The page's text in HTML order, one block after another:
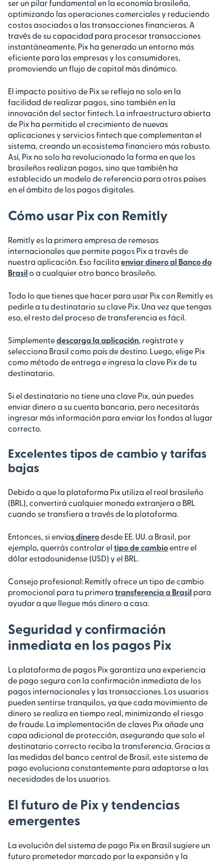
ser un pilar fundamental en la economía brasileña,
optimizando las operaciones comerciales y reduciendo
costos asociados a las transacciones financieras. A
través de su capacidad para procesar transacciones
instantáneamente, Pix ha generado un entorno más
eficiente para las empresas y los consumidores,
promoviendo un flujo de capital más dinámico.
El impacto positivo de Pix se refleja no solo en la
facilidad de realizar pagos, sino también en la
innovación del sector fintech. La infraestructura abierta
de Pix ha permitido el crecimiento de nuevas
aplicaciones y servicios fintech que complementan el
sistema, creando un ecosistema financiero más robusto.
Así, Pix no solo ha revolucionado la forma en que los
brasileños realizan pagos, sino que también ha
establecido un modelo de referencia para otros países
en el ámbito de los pagos digitales.
Cómo usar Pix con Remitly
Remitly es la primera empresa de remesas
internacionales que permite pagos Pix a través de
nuestra aplicación. Eso facilita enviar dinero al Banco do
Brasilo a cualquier otro banco brasileño.
Todo lo que tienes que hacer para usar Pix con Remitly es
pedirle a tu destinatario su clave Pix. Una vez que tengas
eso, el resto del proceso de transferencia es fácil.
Simplementedescarga la aplicación, regístrate y
selecciona Brasil como país de destino. Luego, elige Pix
como método de entrega e ingresa la clave Pix de tu
destinatario.
Si el destinatario no tiene una clave Pix, aún puedes
enviar dinero a su cuenta bancaria, pero necesitarás
ingresar más información para enviar los fondos al lugar
correcto.
Excelentes tipos de cambio y tarifas
bajas
Debido a que la plataforma Pix utiliza el real brasileño
(BRL), convertirá cualquier moneda extranjera a BRL
cuando se transfiera a través de la plataforma.
Entonces, si envías dinerodesde EE. UU. a Brasil, por
ejemplo, querrás controlar el tipo de cambioentre el
dólar estadounidense (USD) y el BRL.
Consejo profesional: Remitly ofrece un tipo de cambio
promocional para tu primera transferencia a Brasil para
ayudar a que llegue más dinero a casa.
Seguridad y confirmación
inmediata en los pagos Pix
La plataforma de pagos Pix garantiza una experiencia
de pago segura con la confirmación inmediata de los
pagos internacionales y las transacciones. Los usuarios
pueden sentirse tranquilos, ya que cada movimiento de
dinero se realiza en tiempo real, minimizando el riesgo
de fraude. La implementación de claves Pix añade una
capa adicional de protección, asegurando que solo el
destinatario correcto reciba la transferencia. Gracias a
las medidas del banco central de Brasil, este sistema de
pago evoluciona constantemente para adaptarse a las
necesidades de los usuarios.
El futuro de Pix y tendencias
emergentes
La evolución del sistema de pago Pix en Brasil sugiere un
futuro prometedor marcado por la expansión y la